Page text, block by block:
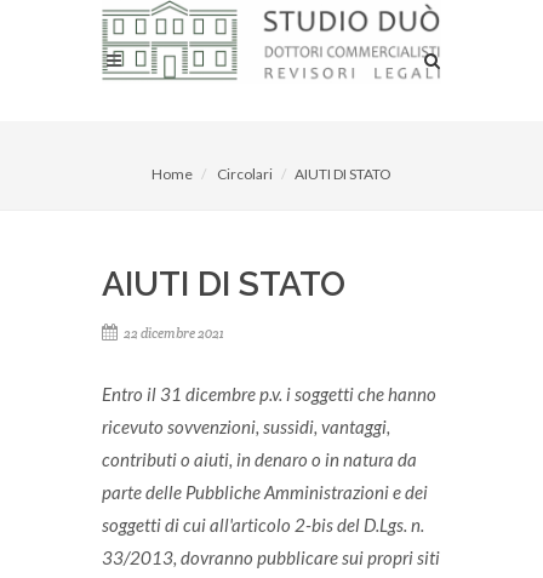
Home Circolari AIUTI DI STATO
AIUTI DI STATO
22 dicembre 2021
Entro il 31 dicembre p.v. i soggetti che hanno
ricevuto sovvenzioni, sussidi, vantaggi,
contributi o aiuti, in denaro o in natura da
parte delle Pubbliche Amministrazioni e dei
soggetti di cui all'articolo 2-bis del D.Lgs. n.
33/2013, dovranno pubblicare sui propri siti